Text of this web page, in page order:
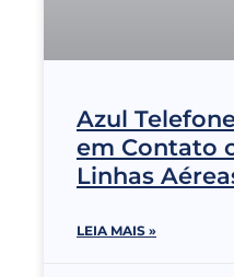
Azul
em Contato
Linhas
LEIA MAIS »